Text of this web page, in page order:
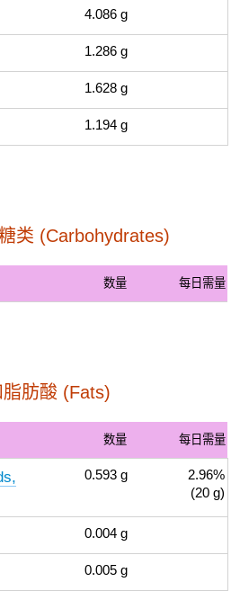
4.086 g
1.286 g
1.628 g
1.194 g
类 (Carbohydrates)
数量 每日需量
肪酸 (Fats)
数量 每日需量
0.593 g
2.96%
(20 g)
0.004 g
0.005 g